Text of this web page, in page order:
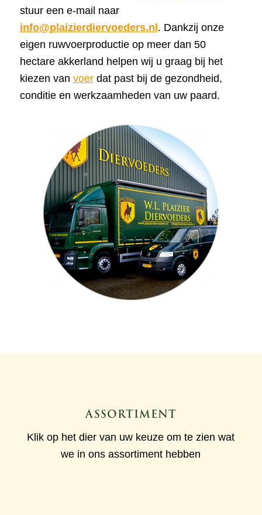
stuur een e-mail naar
info@plaizierdiervoeders.nl. Dankzij onze
eigen ruwvoerproductie op meer dan 50
hectare akkerland helpen wij u graag bij het
kiezen van voerdat past bij de gezondheid,
conditie en werkzaamheden van uw paard.
ASSORTIMENT
Klik op het dier van uw keuze om te zien wat
we in ons assortiment hebben